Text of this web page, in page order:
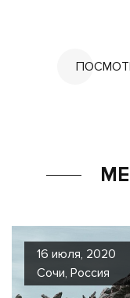
16 июля, 2020
Сочи, Россия